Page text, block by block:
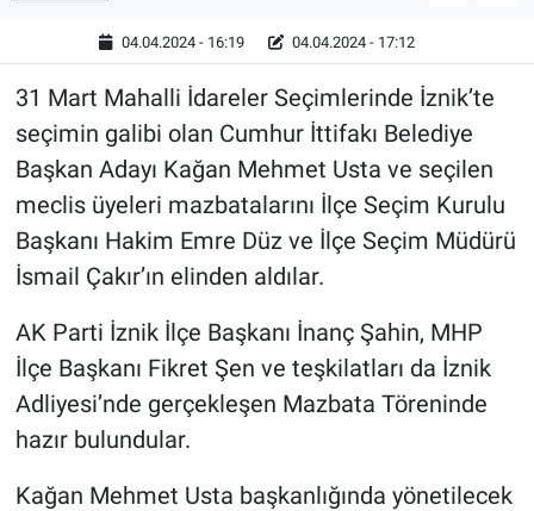
04.04.2024 - 16:19 04.04.2024 - 17:12
31 Mart Mahalli İdareler Seçimlerinde İznik’te
seçimin galibi olan Cumhur İttifakı Belediye
Başkan Adayı Kağan Mehmet Usta ve seçilen
meclis üyeleri mazbatalarını İlçe Seçim Kurulu
Başkanı Hakim Emre Düz ve İlçe Seçim Müdürü
İsmail Çakır’ın elinden aldılar.
AK Parti İznik İlçe Başkanı İnanç Şahin, MHP
İlçe Başkanı Fikret Şen ve teşkilatları da İznik
Adliyesi’nde gerçekleşen Mazbata Töreninde
hazır bulundular.
Kağan Mehmet Usta başkanlığında yönetilecek